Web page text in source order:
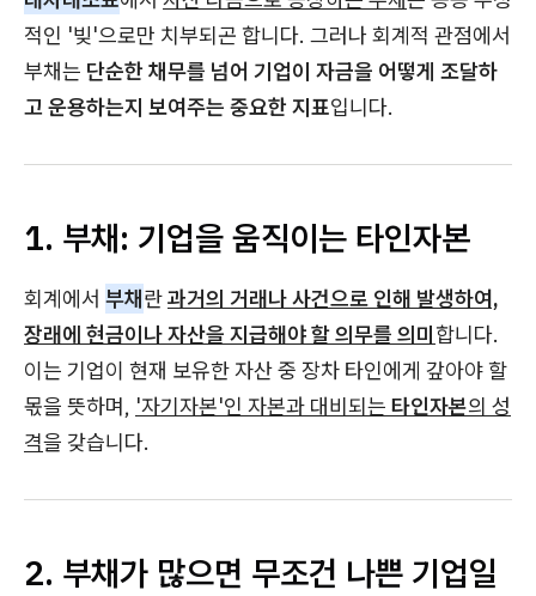
적인 '빚'으로만 치부되곤 합니다. 그러나 회계적 관점에서
부채는 단순한 채무를 넘어 기업이 자금을 어떻게 조달하
고 운용하는지 보여주는 중요한 지표입니다.
1. 부채: 기업을 움직이는 타인자본
회계에서 부채란과거의 거래나 사건으로 인해 발생하여,
장래에 현금이나 자산을 지급해야 할 의무를 의미합니다.
이는 기업이 현재 보유한 자산 중 장차 타인에게 갚아야 할
몫을 뜻하며, '자기자본'인 자본과 대비되는 타인자본의 성
격을 갖습니다.
2. 부채가 많으면 무조건 나쁜 기업일